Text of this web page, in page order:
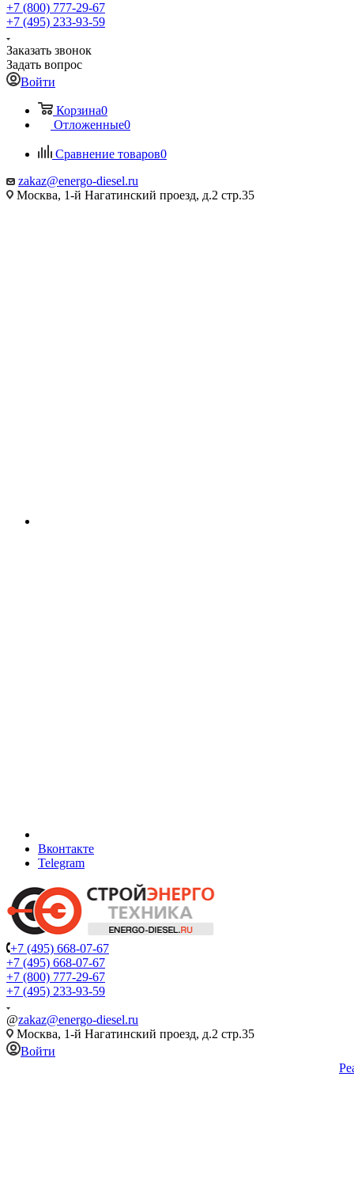
+7 (800) 777-29-67
+7 (495) 233-93-59
Заказать звонок
Задать вопрос
Войти
Корзина0
Отложенные0
Сравнение товаров0
zakaz@energo-diesel.ru
Москва, 1-й Нагатинский проезд, д.2 стр.35
Вконтакте
Telegram
+7 (495) 668-07-67
+7 (495) 668-07-67
+7 (800) 777-29-67
+7 (495) 233-93-59
@zakaz@energo-diesel.ru
Москва, 1-й Нагатинский проезд, д.2 стр.35
Войти